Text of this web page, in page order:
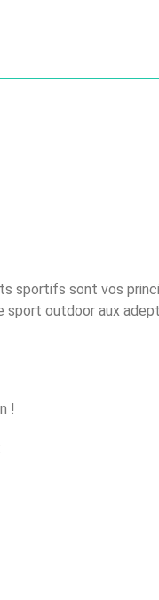
sportifs sont vos
sport outdoor aux
!